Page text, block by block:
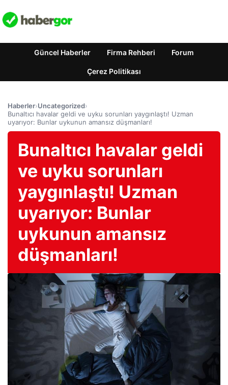
Güncel Haberler Firma Rehberi Forum
Çerez Politikası
Haberler›Uncategorized›
Bunaltıcı havalar geldi ve uyku sorunları yaygınlaştı! Uzman
uyarıyor: Bunlar uykunun amansız düşmanları!
Bunaltıcı havalar geldi
ve uyku sorunları
yaygınlaştı! Uzman
uyarıyor: Bunlar
uykunun amansız
düşmanları!